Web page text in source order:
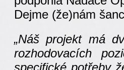
Dejme (že)nám
„Náš projekt má
rozhodovacích